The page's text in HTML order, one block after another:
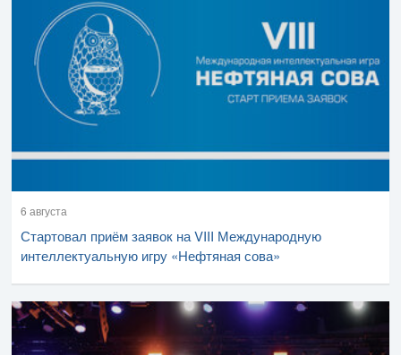
6 августа
Стартовал приём заявок на VIII Международную
интеллектуальную игру «Нефтяная сова»